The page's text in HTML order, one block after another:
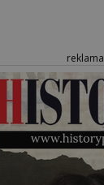
reklama